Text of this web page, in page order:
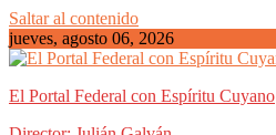
Saltar al contenido
jueves, agosto 06, 2026
El Portal Federal con Espíritu Cuyano